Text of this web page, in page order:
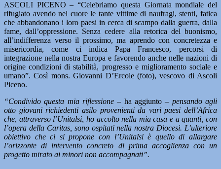
ASCOLI PICENO –“Celebriamo questa Giornata mondiale del
rifugiato avendo nel cuore le tante vittime di naufragi, stenti, fatica
che abbandonano i loro paesi in cerca di scampo dalla guerra, dalla
fame, dall’oppressione. Senza cedere alla retorica del buonismo,
all’indifferenza verso il prossimo, ma aprendo con concretezza e
misericordia, come ci indica Papa Francesco, percorsi di
integrazione nella nostra Europa e favorendo anche nelle nazioni di
origine condizioni di stabilità, progresso e miglioramento sociale e
umano”. Così mons. Giovanni D’Ercole (foto), vescovo di Ascoli
Piceno.
“Condivido questa mia riflessione– ha aggiunto – pensando agli
otto giovani richiedenti asilo provenienti da vari paesi dell’Africa
che, attraverso l’Unitalsi, ho accolto nella mia casa e a quanti, con
l’opera della Caritas, sono ospitati nella nostra Diocesi. L’ulteriore
obiettivo che ci si propone con l’Unitalsi è quello di allargare
l’orizzonte di intervento concreto di prima accoglienza con un
progetto mirato ai minori non accompagnati”.